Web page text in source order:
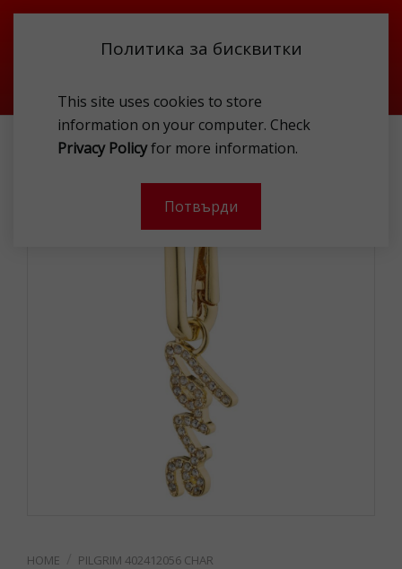
Политика за бисквитки
This site uses cookies to store
information on your computer. Check
Privacy Policyfor more information.
Потвърди
PILGRIM 402412056 CHAR
PILGRIM 402412056 CHAR